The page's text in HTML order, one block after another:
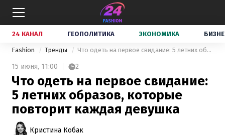
24 КАНАЛ ГЕОПОЛИТИКА ЭКОНОМИКА
Fashion Тренды Что одеть на первое свидание: 5 летних образов, которые повторит каждая девушка
15 июня, 11:00 2
Что одеть на первое свидание:
5 летних образов, которые
повторит каждая девушка
Кристина Кобак